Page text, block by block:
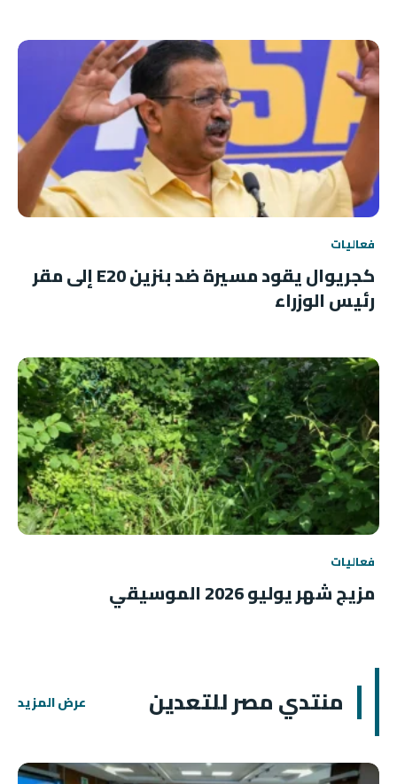
فعاليات
كجريوال يقود مسيرة ضد بنزين E20 إلى مقر
رئيس الوزراء
فعاليات
مزيج شهر يوليو 2026 الموسيقي
منتدي مصر للتعدين عرض المزيد